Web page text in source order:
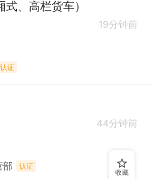
、高栏货车）
19分钟前
认证
44分钟前
部 认证
收藏